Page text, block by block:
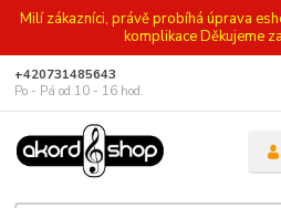
Milí zákazníci, právě probíhá úprava
komplikace Děkujeme
+420731485643
Po - Pá od 10 - 16 hod.